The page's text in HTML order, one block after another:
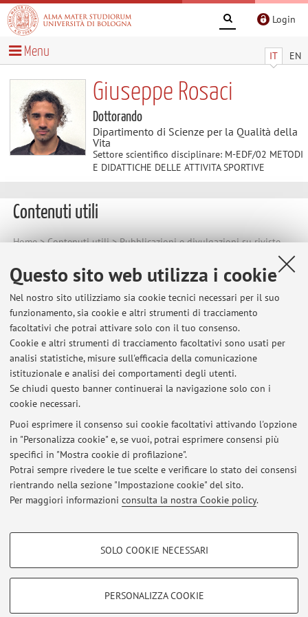
Questo sito web utilizza i cookie
Nel nostro sito utilizziamo sia cookie tecnici necessari per il suo
funzionamento, sia cookie e altri strumenti di tracciamento
facoltativi che potrai attivare solo con il tuo consenso.
Cookie e altri strumenti di tracciamento facoltativi sono usati per
analisi statistiche, misure sull'efficacia della comunicazione
istituzionale e analisi dei comportamenti degli utenti.
Se chiudi questo banner continuerai la navigazione solo con i
cookie necessari.
Puoi esprimere il consenso sui cookie facoltativi attivando l'opzione
in "Personalizza cookie" e, se vuoi, potrai esprimere consensi più
specifici in "Mostra cookie di profilazione".
Potrai sempre rivedere le tue scelte e verificare lo stato dei consensi
rientrando nella sezione "Impostazione cookie" del sito.
Per maggiori informazioni consulta la nostra Cookie policy.
COOKIE DI PROFILAZIONE - FACOLTATIVI
SOLO COOKIE NECESSARI
PERSONALIZZA COOKIE
Login
IT EN
Menu
Giuseppe Rosaci
Dottorando
Dipartimento di Scienze per la Qualità della
Vita
Settore scientifico disciplinare: M-EDF/02 METODI
E DIDATTICHE DELLE ATTIVITA SPORTIVE
Contenuti utili
Home>Contenuti utili> Pubblicazioni e divulgazioni su riviste
Pubblicazioni e divulgazioni su riviste
nazionali:
Rosaci G
., Bartolomei S., Allenamento isometrico:
possibilità, prospettive e applicazioni per l’atleta di forza.
Strength & Conditioning, n°47-48, pag. 57-59, Calzetti &
Mariucci Editori, 2024
Ultimi avvisi
Al momento non sono presenti avvisi.
Area riservata
Accedi tramiteloginper gestire tutti i contenuti del sito.